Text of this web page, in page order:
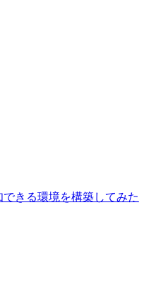
きる環境を構築してみた